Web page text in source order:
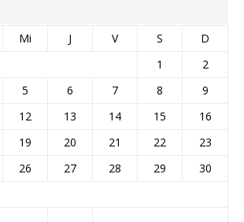
Mi J V S D
1
2
5 6 7 8
9
12 13 14 15
16
19 20 21 22
23
26 27 28 29
30